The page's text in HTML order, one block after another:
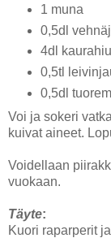
1 muna
0,5dl
4dl
0,5tl
0,5dl
Voi ja sokeri
kuivat aineet.
Voidellaan
vuokaan.
Täyte:
Kuori raparperit